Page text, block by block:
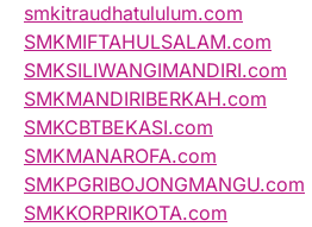
smkitraudhatululum.com
SMKMIFTAHULSALAM.com
SMKSILIWANGIMANDIRI.com
SMKMANDIRIBERKAH.com
SMKCBTBEKASI.com
SMKMANAROFA.com
SMKPGRIBOJONGMANGU.com
SMKKORPRIKOTA.com